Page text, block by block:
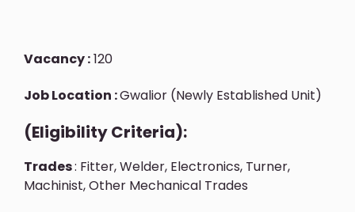
Vacancy :120
Job Location :Gwalior (Newly Established Unit)
(Eligibility Criteria):
Trades: Fitter, Welder, Electronics, Turner,
Machinist, Other Mechanical Trades